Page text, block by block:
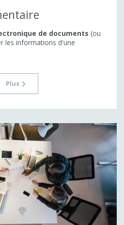
de documents (ou
les informations d'une
Plus